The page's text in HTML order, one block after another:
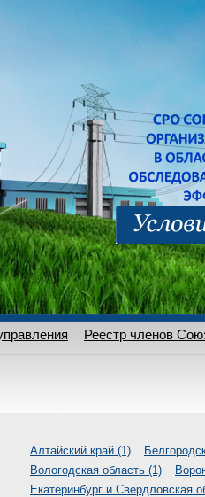
Реестр членов
Алтайский край (1)
Вологодская область (1)
Екатеринбург и Свердловская